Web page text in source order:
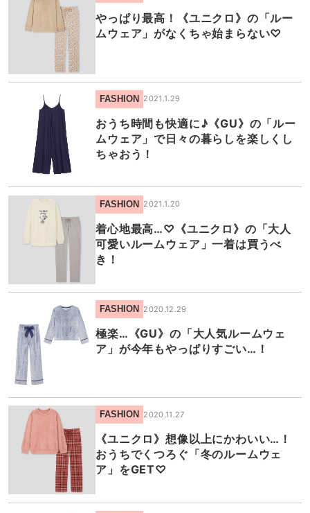
やっぱり最高！《ユニクロ》の「ルー
ムウェア」がなくちゃ始まらない♡
FASHION 2021.1.29
おうち時間も快適に♪《GU》の「ルー
ムウェア」で日々の暮らしを楽しくし
ちゃおう！
FASHION 2021.1.20
着心地最高…♡《ユニクロ》の「大人
可愛いルームウェア」一着は買うべ
き！
FASHION 2020.12.29
極楽…《GU》の「大人気ルームウェ
ア」が今年もやっぱりすごい…！
FASHION 2020.11.27
《ユニクロ》想像以上にかわいい…！
おうちでくつろぐ「冬のルームウェ
ア」をGET♡